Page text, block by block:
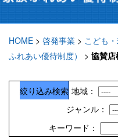
HOME > 啓発事業 > こども
ふれあい優待制度）
> 協賛店
絞り込み検索 地域：
ジャンル：
キーワード：